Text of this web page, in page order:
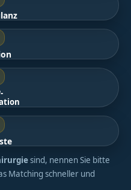
sind, nennen Sie bitte
Matching schneller und